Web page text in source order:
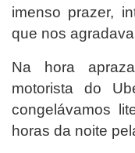
imenso prazer,
que nos
Na hora
motorista do
congelávamos
horas da noite